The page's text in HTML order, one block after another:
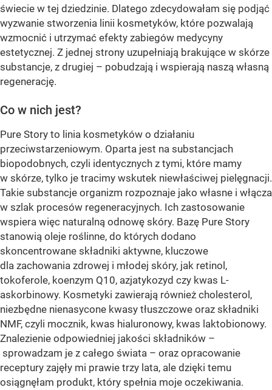
świecie w tej dziedzinie. Dlatego zdecydowałam się podjąć
wyzwanie stworzenia linii kosmetyków, które pozwalają
wzmocnić i utrzymać efekty zabiegów medycyny
estetycznej. Z jednej strony uzupełniają brakujące w skórze
substancje, z drugiej – pobudzają i wspierają naszą własną
regenerację.
Co w nich jest?
Pure Story to linia kosmetyków o działaniu
przeciwstarzeniowym. Oparta jest na substancjach
biopodobnych, czyli identycznych z tymi, które mamy
w skórze, tylko je tracimy wskutek niewłaściwej pielęgnacji.
Takie substancje organizm rozpoznaje jako własne i włącza
w szlak procesów regeneracyjnych. Ich zastosowanie
wspiera więc naturalną odnowę skóry. Bazę Pure Story
stanowią oleje roślinne, do których dodano
skoncentrowane składniki aktywne, kluczowe
dla zachowania zdrowej i młodej skóry, jak retinol,
tokoferole, koenzym Q10, azjatykozyd czy kwas L-
askorbinowy. Kosmetyki zawierają również cholesterol,
niezbędne nienasycone kwasy tłuszczowe oraz składniki
NMF, czyli mocznik, kwas hialuronowy, kwas laktobionowy.
Znalezienie odpowiedniej jakości składników –
sprowadzam je z całego świata – oraz opracowanie
receptury zajęły mi prawie trzy lata, ale dzięki temu
osiągnęłam produkt, który spełnia moje oczekiwania.